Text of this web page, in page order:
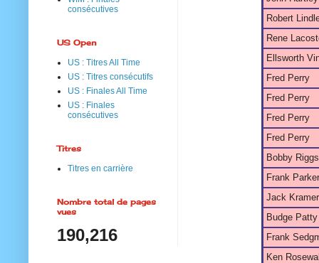
Robert
Rene
Ellsworth
Fred Perry
Fred Perry
Fred Perry
Fred Perry
Bobby Riggs
Frank Parker
Jack Kramer
Budge Patty
Frank
Ken
consécutives
US Open
US : Titres All Time
US : Titres consécutifs
US : Finales All Time
US : Finales
consécutives
Titres
Titres en carrière
Nombre total de pages
vues
190,216